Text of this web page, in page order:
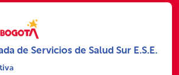
de Servicios de Salud Sur E.S.E.